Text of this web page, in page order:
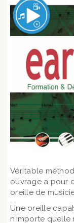
Véritable
ouvrage a pour
oreille de
Une oreille
n’importe